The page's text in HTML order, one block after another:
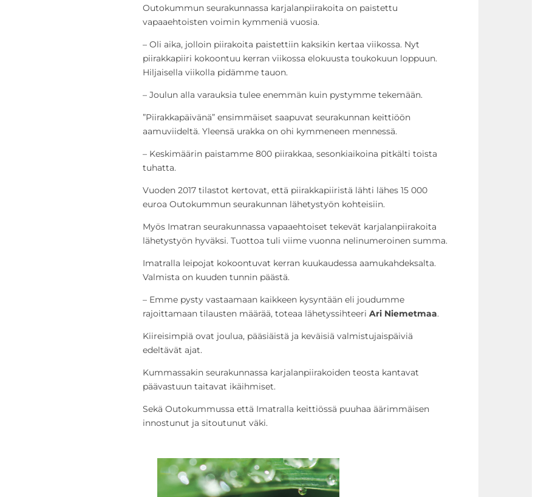
Outokummun seurakunnassa karjalanpiirakoita on paistettu
vapaaehtoisten voimin kymmeniä vuosia.
– Oli aika, jolloin piirakoita paistettiin kaksikin kertaa viikossa. Nyt
piirakkapiiri kokoontuu kerran viikossa elokuusta toukokuun loppuun.
Hiljaisella viikolla pidämme tauon.
– Joulun alla varauksia tulee enemmän kuin pystymme tekemään.
”Piirakkapäivänä” ensimmäiset saapuvat seurakunnan keittiöön
aamuviideltä. Yleensä urakka on ohi kymmeneen mennessä.
– Keskimäärin paistamme 800 piirakkaa, sesonkiaikoina pitkälti toista
tuhatta.
Vuoden 2017 tilastot kertovat, että piirakkapiiristä lähti lähes 15 000
euroa Outokummun seurakunnan lähetystyön kohteisiin.
Myös Imatran seurakunnassa vapaaehtoiset tekevät karjalanpiirakoita
lähetystyön hyväksi. Tuottoa tuli viime vuonna nelinumeroinen summa.
Imatralla leipojat kokoontuvat kerran kuukaudessa aamukahdeksalta.
Valmista on kuuden tunnin päästä.
– Emme pysty vastaamaan kaikkeen kysyntään eli joudumme
rajoittamaan tilausten määrää, toteaa lähetyssihteeri Ari Niemetmaa.
Kiireisimpiä ovat joulua, pääsiäistä ja keväisiä valmistujaispäiviä
edeltävät ajat.
Kummassakin seurakunnassa karjalanpiirakoiden teosta kantavat
päävastuun taitavat ikäihmiset.
Sekä Outokummussa että Imatralla keittiössä puuhaa äärimmäisen
innostunut ja sitoutunut väki.